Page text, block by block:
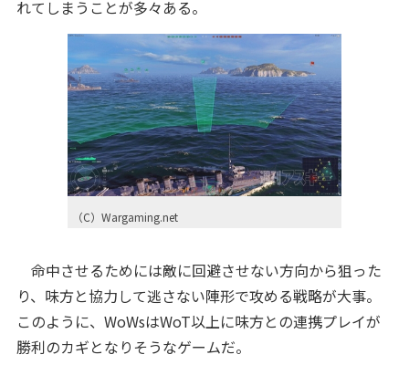
れてしまうことが多々ある。
（C）Wargaming.net
命中させるためには敵に回避させない方向から狙った
り、味方と協力して逃さない陣形で攻める戦略が大事。
このように、WoWsはWoT以上に味方との連携プレイが
勝利のカギとなりそうなゲームだ。